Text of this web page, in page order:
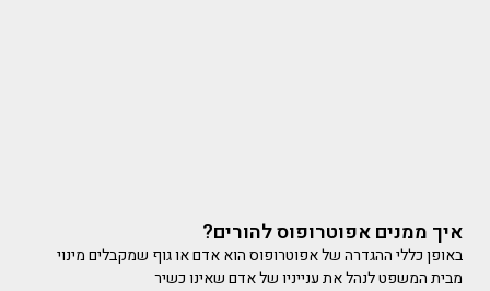
איך ממנים אפוטרופוס להורים?
באופן כללי ההגדרה של אפוטרופוס הוא אדם או גוף שמקבלים מינוי
מבית המשפט לנהל את ענייניו של אדם שאינו כשיר